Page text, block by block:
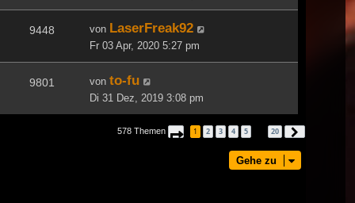
9448 von LaserFreak92
Fr 03 Apr, 2020 5:27 pm
9801 von to-fu
Di 31 Dez, 2019 3:08 pm
578 Themen Seite von 20
1 2 3 4 5 20
Gehe zu